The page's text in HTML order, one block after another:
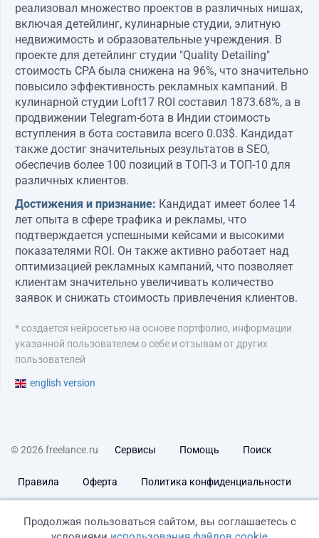
реализовал множество проектов в различных нишах,
включая детейлинг, кулинарные студии, элитную
недвижимость и образовательные учреждения. В
проекте для детейлинг студии "Quality Detailing"
стоимость CPA была снижена на 96%, что значительно
повысило эффективность рекламных кампаний. В
кулинарной студии Loft17 ROI составил 1873.68%, а в
продвижении Telegram-бота в Индии стоимость
вступления в бота составила всего 0.03$. Кандидат
также достиг значительных результатов в SEO,
обеспечив более 100 позиций в ТОП-3 и ТОП-10 для
различных клиентов.
Достижения и признание: Кандидат имеет более 14
лет опыта в сфере трафика и рекламы, что
подтверждается успешными кейсами и высокими
показателями ROI. Он также активно работает над
оптимизацией рекламных кампаний, что позволяет
клиентам значительно увеличивать количество
заявок и снижать стоимость привлечения клиентов.
* создается нейросетью на основе портфолио, информации
указанной пользователем о себе и отзывам от других
пользователей
english version
© 2026 freelance.ru Сервисы Помощь Поиск
Правила Оферта Политика конфиденциальности
Продолжая пользоваться сайтом, вы соглашаетесь с